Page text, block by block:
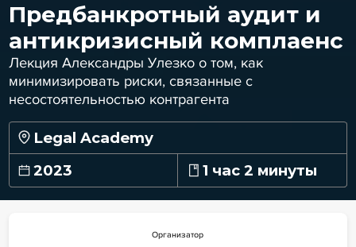
Предбанкротный аудит и
антикризисный комплаенс
Лекция Александры Улезко о том, как
минимизировать риски, связанные с
несостоятельностью контрагента
Legal Academy
2023
1 час 2 минуты
Организатор